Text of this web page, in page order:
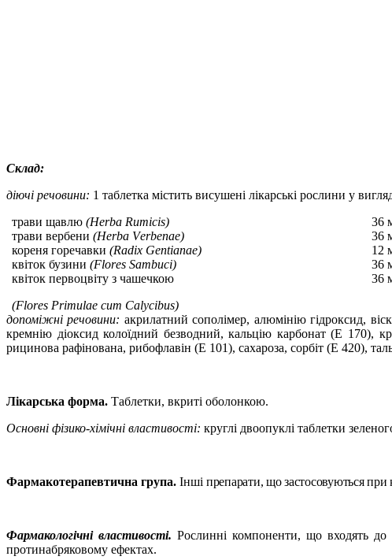
Склад:
діючі речовини: 1 таблетка містить висушені лікарські рослини у
трави щавлю(Неrba Rumісіs)
36
трави вербени(Неrbа Vеrbеnае)
36
кореня горечавки(Rаdіх Gеntіаnае)
12
квіток бузини(Flоrеs Sаmbuсі)
36
квіток первоцвіту з чашечкою
(Flоrеs Рrіmulае сum Саlyсіbus)
36
допоміжні речовини: акрилатний сополімер, алюмінію гідроксид,
кремнію діоксид колоїдний безводний, кальцію карбонат (Е 170),
рицинова рафінована, рибофлавін (Е 101), сахароза, сорбіт (Е 420),
Лікарська форма. Таблетки, вкриті оболонкою.
Основні фізико-хімічні властивості: круглі двоопуклі таблетки
Фармакотерапевтична група. Інші препарати, що застосовуються при
Фармакологічні властивості. Рослинні компоненти, що входять до
протинабряковому ефектах.